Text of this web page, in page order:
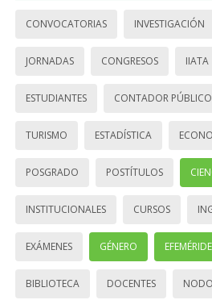
CONVOCATORIAS INVESTIGACIÓN
JORNADAS CONGRESOS IIATA
ESTUDIANTES CONTADOR PÚBLICO
TURISMO ESTADÍSTICA
POSGRADO POSTÍTULOS
INSTITUCIONALES CURSOS
EXÁMENES GÉNERO
BIBLIOTECA DOCENTES